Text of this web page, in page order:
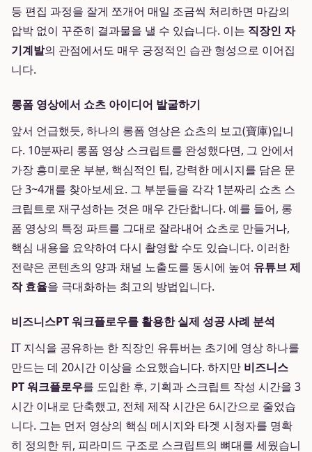
등 편집 과정을 잘게 쪼개어 매일 조금씩 처리하면 마감의
압박 없이 꾸준히 결과물을 낼 수 있습니다. 이는 직장인 자
기계발의 관점에서도 매우 긍정적인 습관 형성으로 이어집
니다.
롱폼 영상에서 쇼츠 아이디어 발굴하기
앞서 언급했듯, 하나의 롱폼 영상은 쇼츠의 보고(寶庫)입니
다. 10분짜리 롱폼 영상 스크립트를 완성했다면, 그 안에서
가장 흥미로운 부분, 핵심적인 팁, 강력한 메시지를 담은 문
단 3~4개를 찾아보세요. 그 부분들을 각각 1분짜리 쇼츠 스
크립트로 재구성하는 것은 매우 간단합니다. 예를 들어, 롱
폼 영상의 특정 파트를 그대로 잘라내어 쇼츠로 만들거나,
핵심 내용을 요약하여 다시 촬영할 수도 있습니다. 이러한
전략은 콘텐츠의 양과 채널 노출도를 동시에 높여 유튜브 제
작 효율을 극대화하는 최고의 방법입니다.
비즈니스PT 워크플로우를 활용한 실제 성공 사례 분석
IT 지식을 공유하는 한 직장인 유튜버는 초기에 영상 하나를
만드는 데 20시간 이상을 소요했습니다. 하지만 비즈니스
PT 워크플로우를 도입한 후, 기획과 스크립트 작성 시간을 3
시간 이내로 단축했고, 전체 제작 시간은 6시간으로 줄었습
니다. 그는 먼저 영상의 핵심 메시지와 타겟 시청자를 명확
히 정의한 뒤, 피라미드 구조로 스크립트의 뼈대를 세웠습니